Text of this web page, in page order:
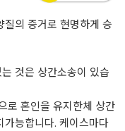
의 증거로 현명하게 승
것은 상간소송이 있습
로 혼인을 유지한체 상간
능합니다. 케이스마다